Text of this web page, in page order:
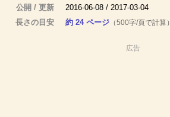
公開 / 更新
2016-06-08 / 2017-03-04
長さの目安
約 24 ページ （500字/頁で計算）
広告